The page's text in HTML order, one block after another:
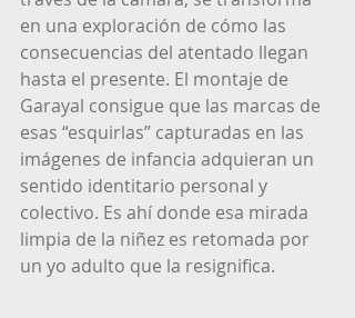
en una exploración de cómo las
consecuencias del atentado llegan
hasta el presente. El montaje de
Garayal consigue que las marcas de
esas “esquirlas” capturadas en las
imágenes de infancia adquieran un
sentido identitario personal y
colectivo. Es ahí donde esa mirada
limpia de la niñez es retomada por
un yo adulto que la resignifica.